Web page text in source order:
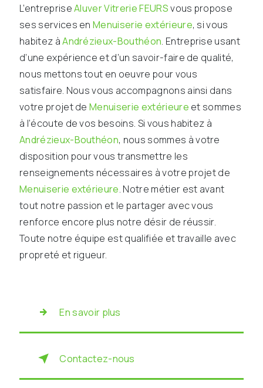
L’entrepriseAluver Vitrerie FEURSvous propose
ses services enMenuiserie extérieure, si vous
habitez àAndrézieux-Bouthéon. Entreprise usant
d’une expérience et d’un savoir-faire de qualité,
nous mettons tout en oeuvre pour vous
satisfaire. Nous vous accompagnons ainsi dans
votre projet deMenuiserie extérieure et sommes
à l’écoute de vos besoins. Si vous habitez à
Andrézieux-Bouthéon, nous sommes à votre
disposition pour vous transmettre les
renseignements nécessaires à votre projet de
Menuiserie extérieure. Notre métier est avant
tout notre passion et le partager avec vous
renforce encore plus notre désir de réussir.
Toute notre équipe est qualifiée et travaille avec
propreté et rigueur.
En savoir plus
Contactez-nous